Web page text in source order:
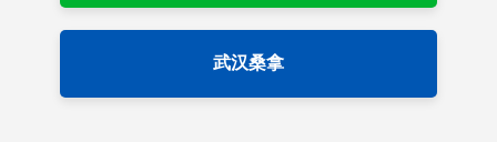
武汉桑拿